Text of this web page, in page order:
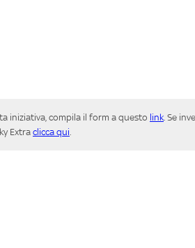
iniziativa, compila il form a questo link. Se
Extra clicca qui.